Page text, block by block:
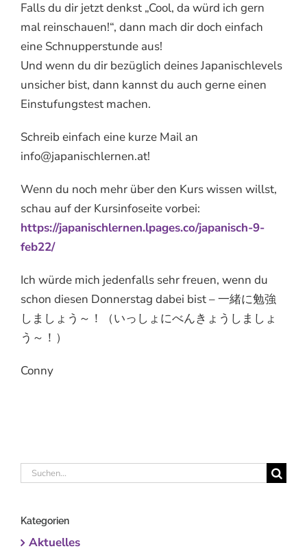
Falls du dir jetzt denkst „Cool, da würd ich gern
mal reinschauen!“, dann mach dir doch einfach
eine Schnupperstunde aus!
Und wenn du dir bezüglich deines Japanischlevels
unsicher bist, dann kannst du auch gerne einen
Einstufungstest machen.
Schreib einfach eine kurze Mail an
info@japanischlernen.at!
Wenn du noch mehr über den Kurs wissen willst,
schau auf der Kursinfoseite vorbei:
https://japanischlernen.lpages.co/japanisch-9-
feb22/
Ich würde mich jedenfalls sehr freuen, wenn du
schon diesen Donnerstag dabei bist – 一緒に勉強
しましょう～！（いっしょにべんきょうしましょ
う～！）
Conny
Suche
Kategorien
Aktuelles